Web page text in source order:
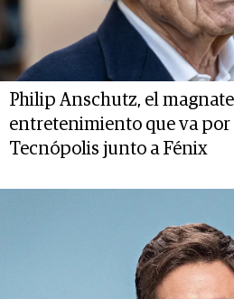
Philip Anschutz, el
entretenimiento que va
Tecnópolis junto a Fénix